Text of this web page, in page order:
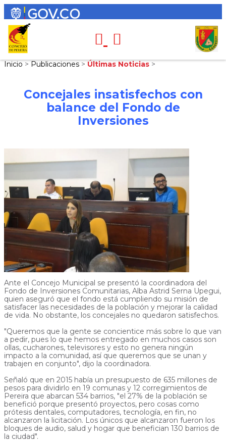
Inicio > Publicaciones > Últimas Noticias >
Concejales insatisfechos con
balance del Fondo de
Inversiones
Ante el Concejo Municipal se presentó la coordinadora del
Fondo de Inversiones Comunitarias, Alba Astrid Serna Upegui,
quien aseguró que el fondo está cumpliendo su misión de
satisfacer las necesidades de la población y mejorar la calidad
de vida. No obstante, los concejales no quedaron satisfechos.
"Queremos que la gente se concientice más sobre lo que van
a pedir, pues lo que hemos entregado en muchos casos son
ollas, cucharones, televisores y esto no genera ningún
impacto a la comunidad, así que queremos que se unan y
trabajen en conjunto", dijo la coordinadora.
Señaló que en 2015 había un presupuesto de 635 millones de
pesos para dividirlo en 19 comunas y 12 corregimientos de
Pereira que abarcan 534 barrios, "el 27% de la población se
benefició porque presentó proyectos, pero cosas como
prótesis dentales, computadores, tecnología, en fin, no
alcanzaron la licitación. Los únicos que alcanzaron fueron los
bloques de audio, salud y hogar que benefician 130 barrios de
la ciudad".